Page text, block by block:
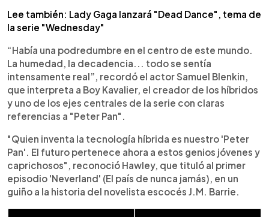
Lee también: Lady Gaga lanzará "Dead Dance", tema de
la serie "Wednesday"
“Había una podredumbre en el centro de este mundo.
La humedad, la decadencia... todo se sentía
intensamente real”, recordó el actor Samuel Blenkin,
que interpreta a Boy Kavalier, el creador de los híbridos
y uno de los ejes centrales de la serie con claras
referencias a "Peter Pan".
"Quien inventa la tecnología híbrida es nuestro 'Peter
Pan'. El futuro pertenece ahora a estos genios jóvenes y
caprichosos", reconoció Hawley, que tituló al primer
episodio 'Neverland' (El país de nunca jamás), en un
guiño a la historia del novelista escocés J.M. Barrie.